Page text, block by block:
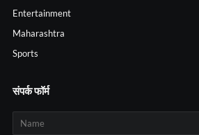
Entertainment
Maharashtra
Sports
संपर्क फॉर्म